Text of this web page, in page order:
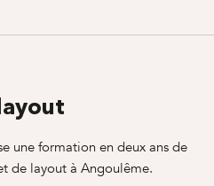
une formation en deux ans de
de layout à Angoulême.